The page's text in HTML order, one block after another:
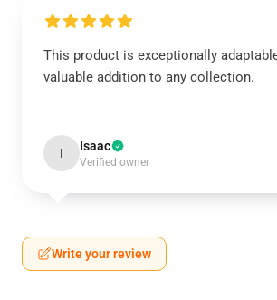
This product is exceptionally
valuable addition to any collection.
I Isaac
Verified owner
Write your review